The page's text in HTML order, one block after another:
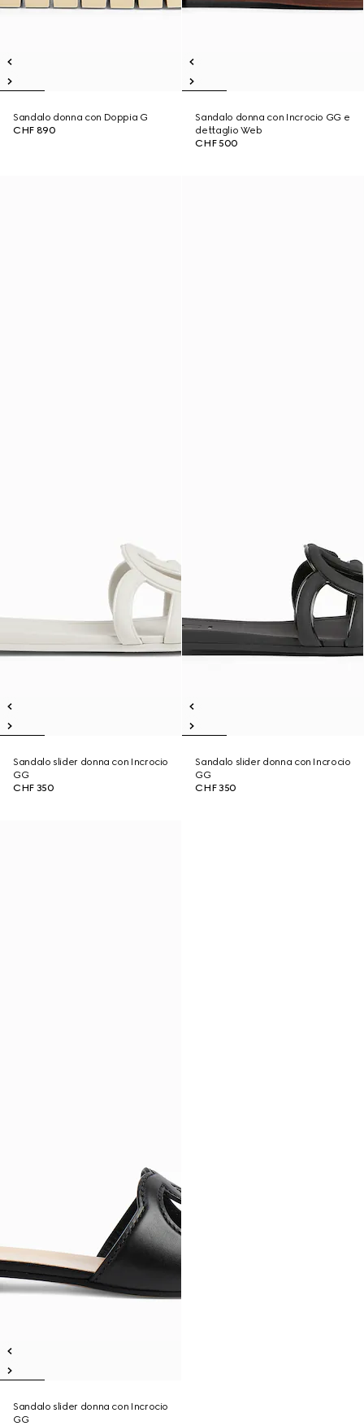
Sandalo donna con Doppia G
CHF 890
Sandalo donna con Incrocio GG e
dettaglio Web
CHF 500
Sandalo slider donna con Incrocio
GG
CHF 350
Sandalo slider donna con Incrocio
GG
CHF 350
Sandalo slider donna con Incrocio
GG